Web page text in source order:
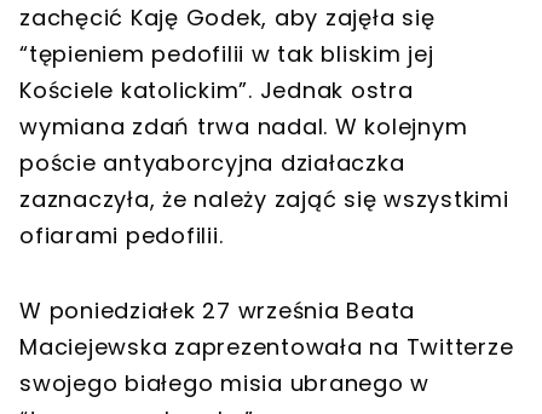
zachęcić Kaję Godek, aby zajęła się
“tępieniem pedofilii w tak bliskim jej
Kościele katolickim”. Jednak ostra
wymiana zdań trwa nadal. W kolejnym
poście antyaborcyjna działaczka
zaznaczyła, że należy zająć się wszystkimi
ofiarami pedofilii.
W poniedziałek 27 września Beata
Maciejewska zaprezentowała na Twitterze
swojego białego misia ubranego w